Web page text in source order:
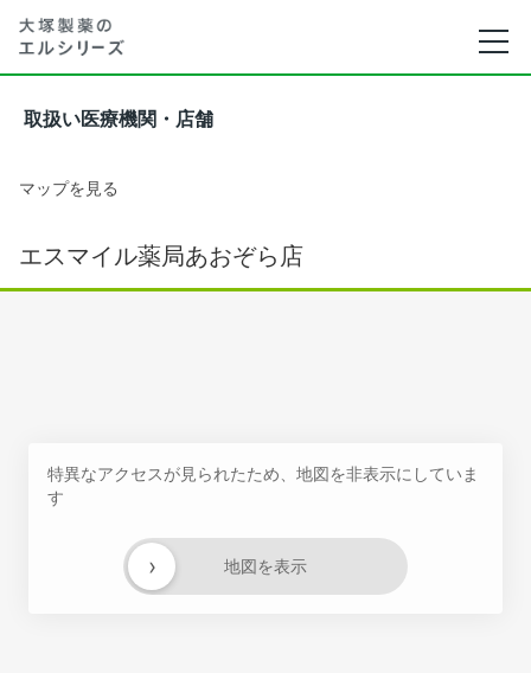
取扱い医療機関・店舗
マップを見る
エスマイル薬局あおぞら店
特異なアクセスが見られたため、地図を非表示にしていま
す
地図を表示
›